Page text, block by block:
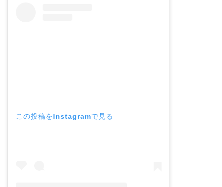
この投稿をInstagramで見る